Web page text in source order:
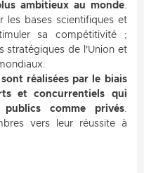
ambitieux au monde.
les bases scientifiques et
sa compétitivité ;
stratégiques de l'Union et
réalisées par le biais
et concurrentiels qui
publics comme privés.
vers leur réussite à